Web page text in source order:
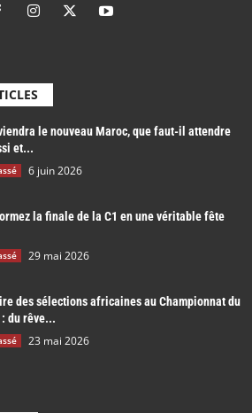
le nouveau Maroc, que faut-il attendre
et...
6 juin 2026
la finale de la C1 en une véritable fête
29 mai 2026
des sélections africaines au Championnat du
du rêve...
23 mai 2026